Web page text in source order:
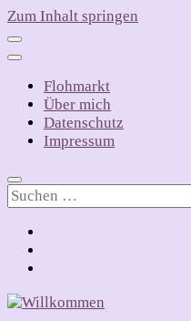
Zum Inhalt springen
Flohmarkt
Über mich
Datenschutz
Impressum
Suchen
nach: